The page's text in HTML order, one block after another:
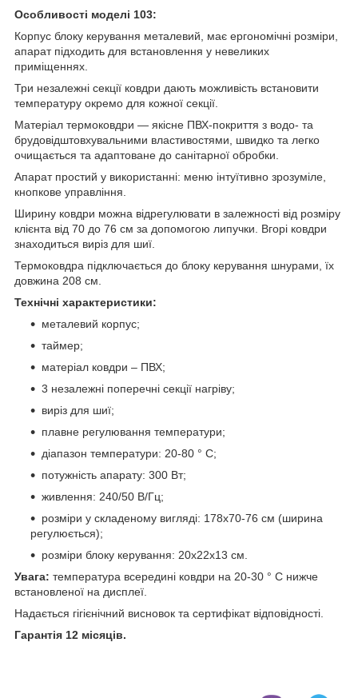
Особливості моделі 103:
Корпус блоку керування металевий, має ергономічні розміри,
апарат підходить для встановлення у невеликих
приміщеннях.
Три незалежні секції ковдри дають можливість встановити
температуру окремо для кожної секції.
Матеріал термоковдри — якісне ПВХ-покриття з водо- та
брудовідштовхувальними властивостями, швидко та легко
очищається та адаптоване до санітарної обробки.
Апарат простий у використанні: меню інтуїтивно зрозуміле,
кнопкове управління.
Ширину ковдри можна відрегулювати в залежності від розміру
клієнта від 70 до 76 см за допомогою липучки. Вгорі ковдри
знаходиться виріз для шиї.
Термоковдра підключається до блоку керування шнурами, їх
довжина 208 см.
Технічні характеристики:
металевий корпус;
таймер;
матеріал ковдри – ПВХ;
3 незалежні поперечні секції нагріву;
виріз для шиї;
плавне регулювання температури;
діапазон температури: 20-80 ° С;
потужність апарату: 300 Вт;
живлення: 240/50 В/Гц;
розміри у складеному вигляді: 178х70-76 см (ширина
регулюється);
розміри блоку керування: 20х22х13 см.
Увага: температура всередині ковдри на 20-30 ° С нижче
встановленої на дисплеї.
Надається гігієнічний висновок та сертифікат відповідності.
Гарантія 12 місяців.